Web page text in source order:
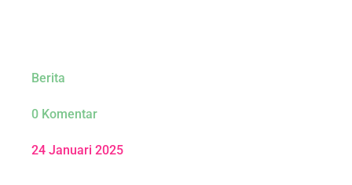
Berita
0 Komentar
24 Januari 2025